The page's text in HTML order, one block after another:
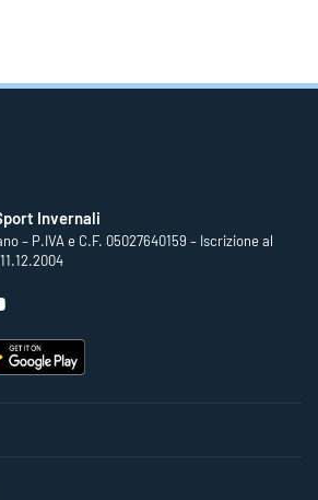
Invernali
– P.IVA e C.F. 05027640159 – Iscrizione al